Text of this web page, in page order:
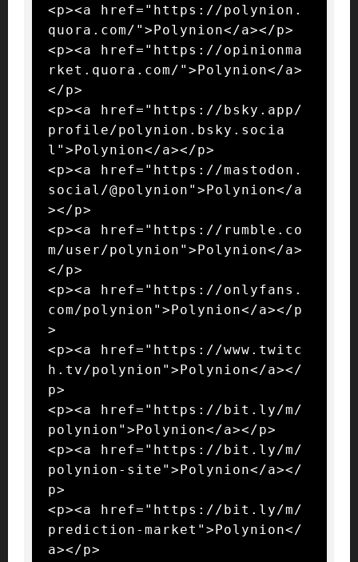
<p><a href="https://polynion.
quora.com/">Polynion</a></p>
<p><a href="https://opinionma
rket.quora.com/">Polynion</a>
</p>
<p><a href="https://bsky.app/
profile/polynion.bsky.socia
l">Polynion</a></p>
<p><a href="https://mastodon.
social/@polynion">Polynion</a
></p>
<p><a href="https://rumble.co
m/user/polynion">Polynion</a>
</p>
<p><a href="https://onlyfans.
com/polynion">Polynion</a></p
>
<p><a href="https://www.twitc
h.tv/polynion">Polynion</a></
p>
<p><a href="https://bit.ly/m/
polynion">Polynion</a></p>
<p><a href="https://bit.ly/m/
polynion-site">Polynion</a></
p>
<p><a href="https://bit.ly/m/
prediction-market">Polynion</
a></p>